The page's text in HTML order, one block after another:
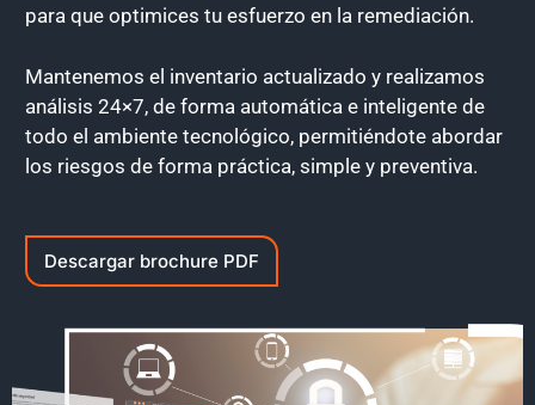
para que optimices tu esfuerzo en la remediación.
Mantenemos el inventario actualizado y realizamos
análisis 24×7, de forma automática e inteligente de
todo el ambiente tecnológico, permitiéndote abordar
los riesgos de forma práctica, simple y preventiva.
Descargar brochure PDF